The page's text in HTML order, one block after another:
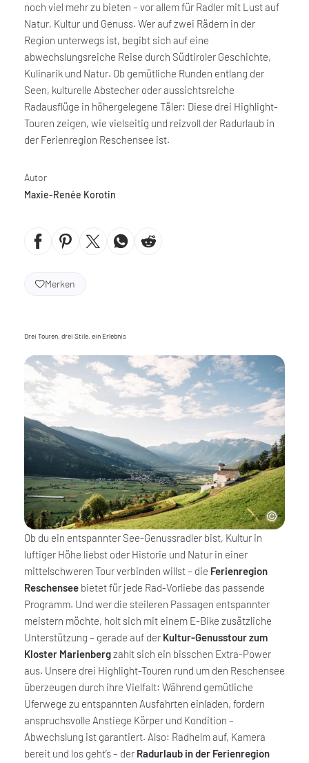
noch viel mehr zu bieten – vor allem für Radler mit Lust auf
Natur, Kultur und Genuss. Wer auf zwei Rädern in der
Region unterwegs ist, begibt sich auf eine
abwechslungsreiche Reise durch Südtiroler Geschichte,
Kulinarik und Natur. Ob gemütliche Runden entlang der
Seen, kulturelle Abstecher oder aussichtsreiche
Radausflüge in höhergelegene Täler: Diese drei Highlight-
Touren zeigen, wie vielseitig und reizvoll der Radurlaub in
der Ferienregion Reschensee ist.
Autor
Maxie-Renée Korotin
Merken
Drei Touren, drei Stile, ein Erlebnis
Ob du ein entspannter See-Genussradler bist, Kultur in
luftiger Höhe liebst oder Historie und Natur in einer
mittelschweren Tour verbinden willst – die Ferienregion
Reschensee bietet für jede Rad-Vorliebe das passende
Programm. Und wer die steileren Passagen entspannter
meistern möchte, holt sich mit einem E-Bike zusätzliche
Unterstützung – gerade auf der Kultur-Genusstour zum
Kloster Marienbergzahlt sich ein bisschen Extra-Power
aus. Unsere drei Highlight-Touren rund um den Reschensee
überzeugen durch ihre Vielfalt: Während gemütliche
Uferwege zu entspannten Ausfahrten einladen, fordern
anspruchsvolle Anstiege Körper und Kondition –
Abwechslung ist garantiert. Also: Radhelm auf, Kamera
bereit und los geht’s – der Radurlaub in der Ferienregion